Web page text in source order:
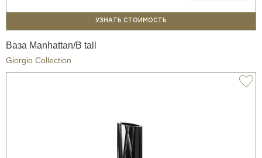
УЗНАТЬ СТОИМОСТЬ
Ваза Manhattan/B tall
Giorgio Collection